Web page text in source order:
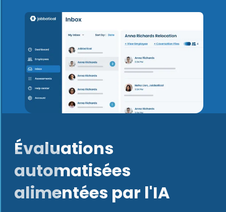
Évaluations
automatisées
alimentées par l'IA